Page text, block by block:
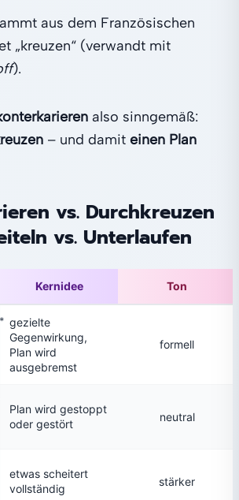
aus dem Französischen
„kreuzen“ (verwandt mit
).
also sinngemäß:
– und damit einen Plan
vs. Durchkreuzen
vs. Unterlaufen
Kernidee Ton
gezielte
Gegenwirkung,
Plan wird
ausgebremst
formell
Plan wird gestoppt
oder gestört
neutral
etwas scheitert
vollständig
stärker